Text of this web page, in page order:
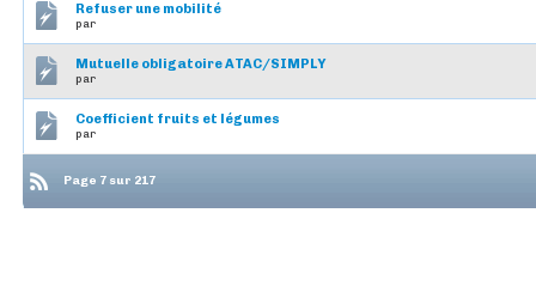
Refuser une mobilité
par
Mutuelle obligatoire ATAC/SIMPLY
par
Coefficient fruits et légumes
par
Page 7 sur 217